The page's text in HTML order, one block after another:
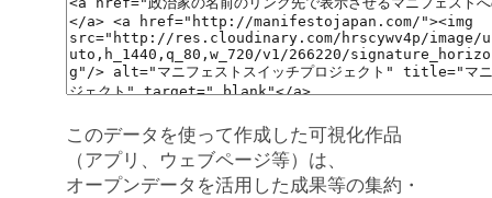
このデータを使って作成した可視化作品
（アプリ、ウェブページ等）は、
オープンデータを活用した成果等の集約・